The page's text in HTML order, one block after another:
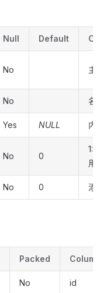
Null Default
No 主键
No 名称
Yes NULL 内容
No 0
1:正
用
No 0 添加
Packed Column
No id